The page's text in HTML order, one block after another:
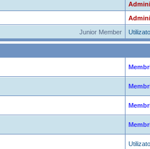
Junior Member